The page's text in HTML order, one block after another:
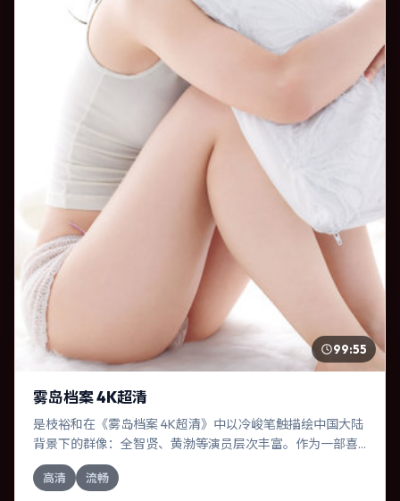
99:55
雾岛档案 4K超清
是枝裕和在《雾岛档案 4K超清》中以冷峻笔触描绘中国大陆
背景下的群像：全智贤、黄渤等演员层次丰富。作为一部喜
剧作品，故事从日常裂缝切入，逐步推向不可逆转的结局；
视听语言统一，情感落点克制有力。
高清 流畅